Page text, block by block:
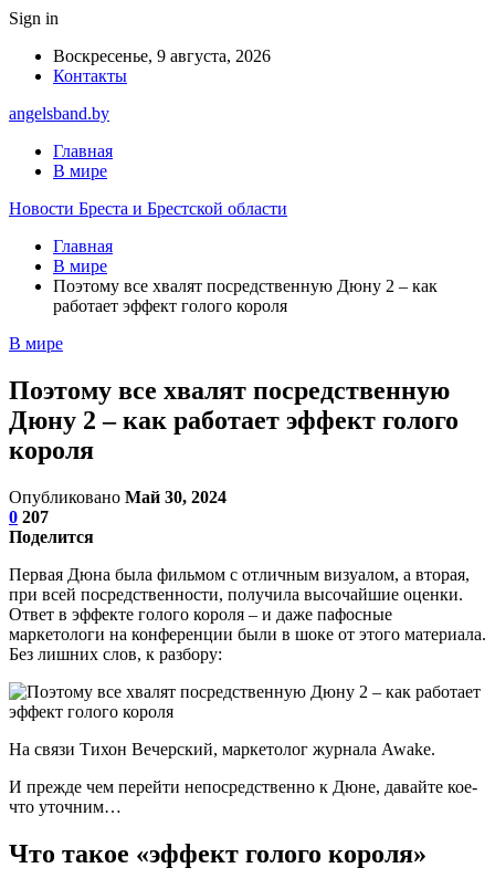
Sign in
Воскресенье, 9 августа, 2026
Контакты
angelsband.by
Главная
В мире
Новости Бреста и Брестской области
Главная
В мире
Поэтому все хвалят посредственную Дюну 2 – как
работает эффект голого короля
В мире
Поэтому все хвалят посредственную
Дюну 2 – как работает эффект голого
короля
Опубликовано Май 30, 2024
0 207
Поделится
Первая Дюна была фильмом с отличным визуалом, а вторая,
при всей посредственности, получила высочайшие оценки.
Ответ в эффекте голого короля – и даже пафосные
маркетологи на конференции были в шоке от этого материала.
Без лишних слов, к разбору:
На связи Тихон Вечерский, маркетолог журнала Awake.
И прежде чем перейти непосредственно к Дюне, давайте кое-
что уточним…
Что такое «эффект голого короля»